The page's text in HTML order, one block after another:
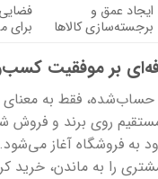
ایجاد عمق و
برجسته‌سازی کالاها برای
بر موفقیت
فقط به معنای
روی برند و
به فروشگاه آغاز
را به ماندن، خرید